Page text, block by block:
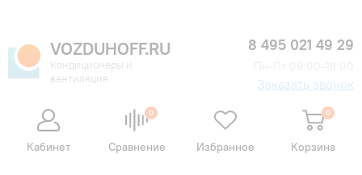
VOZDUHOFF.RU
Кондиционеры и
вентиляция
8 495 021 49 29
Заказать звонок
Кабинет
0
Сравнение Избранное
0
Корзина